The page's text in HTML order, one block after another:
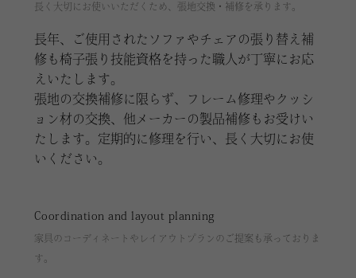
長く大切にお使いいただくため、張地交換・補修を承ります。
長年、ご使用されたソファやチェアの張り替え補
修も椅子張り技能資格を持った職人が丁寧にお応
えいたします。
張地の交換補修に限らず、フレーム修理やクッシ
ョン材の交換、他メーカーの製品補修もお受けい
たします。定期的に修理を行い、長く大切にお使
いください。
Coordination and layout planning
家具のコーディネートやレイアウトプランのご提案も承っておりま
す。